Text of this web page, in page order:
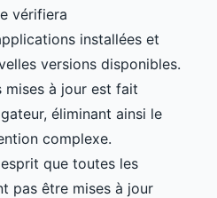
vérifiera
installées et
versions disponibles.
mises à jour est fait
éliminant ainsi le
complexe.
que toutes les
pas être mises à jour